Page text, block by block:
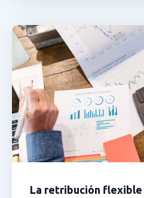
La retribución flexible